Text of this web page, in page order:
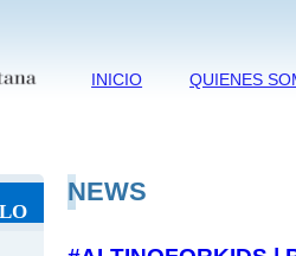
INICIO QUIENES
NEWS